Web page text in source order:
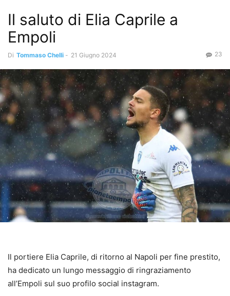
Il saluto di Elia Caprile a
Empoli
Di Tommaso Chelli - 21 Giugno 2024 23
Il portiere Elia Caprile, di ritorno al Napoli per fine prestito,
ha dedicato un lungo messaggio di ringraziamento
all’Empoli sul suo profilo social instagram.